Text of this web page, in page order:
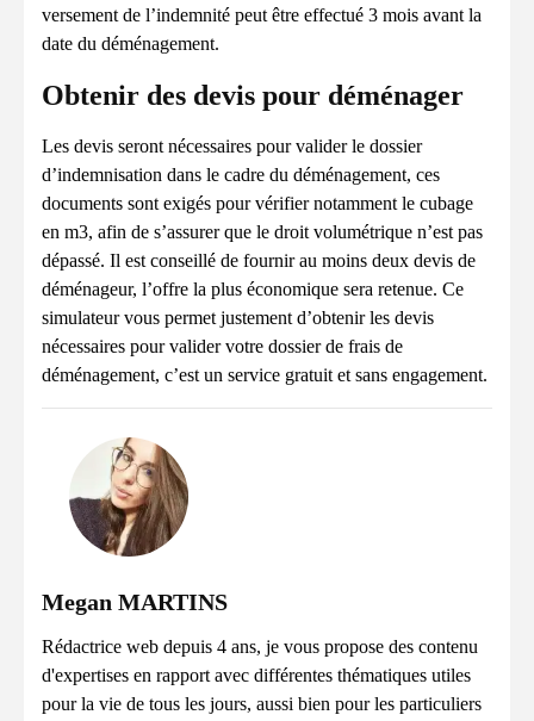
versement de l’indemnité peut être effectué 3 mois avant la
date du déménagement.
Obtenir des devis pour déménager
Les devis seront nécessaires pour valider le dossier
d’indemnisation dans le cadre du déménagement, ces
documents sont exigés pour vérifier notamment le cubage
en m3, afin de s’assurer que le droit volumétrique n’est pas
dépassé. Il est conseillé de fournir au moins deux devis de
déménageur, l’offre la plus économique sera retenue. Ce
simulateur vous permet justement d’obtenir les devis
nécessaires pour valider votre dossier de frais de
déménagement, c’est un service gratuit et sans engagement.
Megan MARTINS
Rédactrice web depuis 4 ans, je vous propose des contenu
d'expertises en rapport avec différentes thématiques utiles
pour la vie de tous les jours, aussi bien pour les particuliers